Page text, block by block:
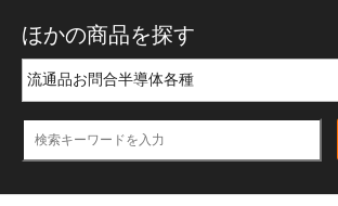
ほかの商品を探す